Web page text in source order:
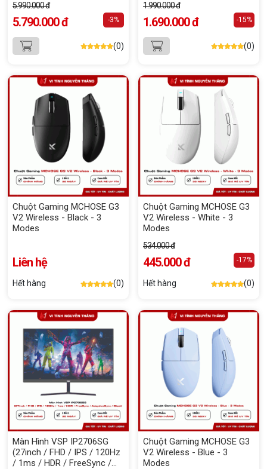
5.990.000 đ
5.790.000 đ -3%
(0)
1.990.000 đ
1.690.000 đ -15%
(0)
Chuột Gaming MCHOSE G3
V2 Wireless - Black - 3
Modes
Liên hệ
Hết hàng (0)
Chuột Gaming MCHOSE G3
V2 Wireless - White - 3
Modes
534.000 đ
445.000 đ -17%
Hết hàng (0)
Màn Hình VSP IP2706SG
(27inch / FHD / IPS / 120Hz
/ 1ms / HDR / FreeSync /
Chuột Gaming MCHOSE G3
V2 Wireless - Blue - 3
Modes